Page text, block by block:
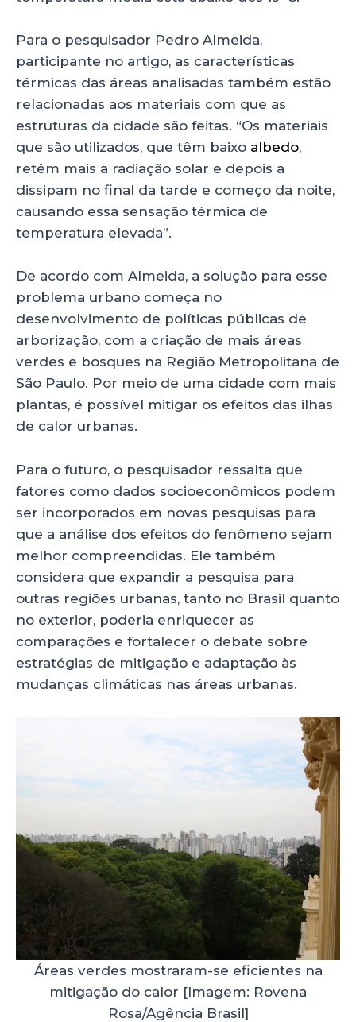
Para o pesquisador Pedro Almeida,
participante no artigo, as características
térmicas das áreas analisadas também estão
relacionadas aos materiais com que as
estruturas da cidade são feitas. “Os materiais
que são utilizados, que têm baixo albedo,
retêm mais a radiação solar e depois a
dissipam no final da tarde e começo da noite,
causando essa sensação térmica de
temperatura elevada”.
De acordo com Almeida, a solução para esse
problema urbano começa no
desenvolvimento de políticas públicas de
arborização, com a criação de mais áreas
verdes e bosques na Região Metropolitana de
São Paulo. Por meio de uma cidade com mais
plantas, é possível mitigar os efeitos das ilhas
de calor urbanas.
Para o futuro, o pesquisador ressalta que
fatores como dados socioeconômicos podem
ser incorporados em novas pesquisas para
que a análise dos efeitos do fenômeno sejam
melhor compreendidas. Ele também
considera que expandir a pesquisa para
outras regiões urbanas, tanto no Brasil quanto
no exterior, poderia enriquecer as
comparações e fortalecer o debate sobre
estratégias de mitigação e adaptação às
mudanças climáticas nas áreas urbanas.
Áreas verdes mostraram-se eficientes na
mitigação do calor [Imagem: Rovena
Rosa/Agência Brasil]